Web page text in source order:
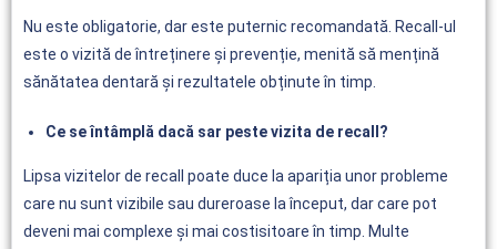
Nu este obligatorie, dar este puternic recomandată. Recall-ul
este o vizită de întreținere și prevenție, menită să mențină
sănătatea dentară și rezultatele obținute în timp.
Ce se întâmplă dacă sar peste vizita de recall?
Lipsa vizitelor de recall poate duce la apariția unor probleme
care nu sunt vizibile sau dureroase la început, dar care pot
deveni mai complexe și mai costisitoare în timp. Multe